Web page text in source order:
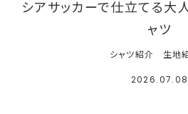
シアサッカーで仕立てる大
ャツ
シャツ紹介 生地
2026.07.08